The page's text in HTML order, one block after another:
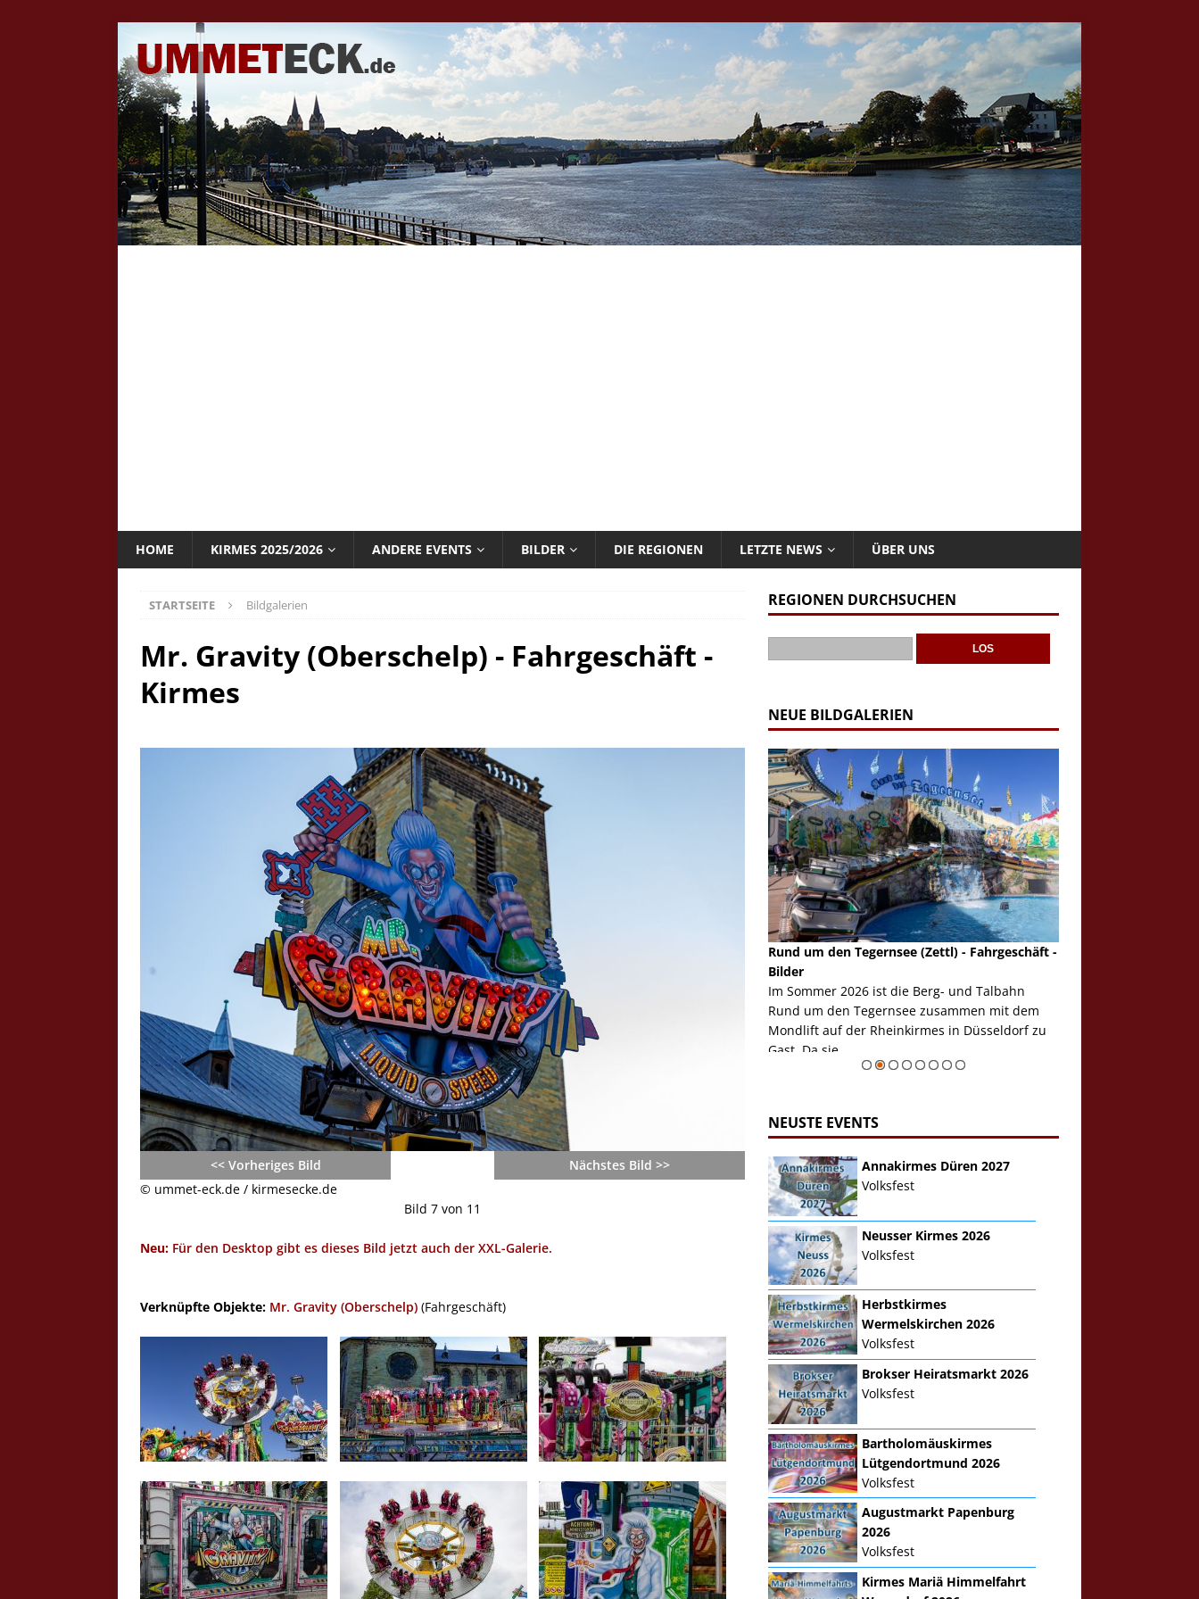
HOME KIRMES 2025/2026 ANDERE EVENTS BILDER DIE REGIONEN LETZTE NEWS ÜBER UNS
STARTSEITE Bildgalerien
Mr. Gravity (Oberschelp) - Fahrgeschäft -
Kirmes
<< Vorheriges Bild
Nächstes Bild >>
© ummet-eck.de / kirmesecke.de
Bild 7 von 11
Neu: Für den Desktop gibt es dieses Bild jetzt auch der XXL-Galerie.
Verknüpfte Objekte: Mr. Gravity (Oberschelp) (Fahrgeschäft)
REGIONEN DURCHSUCHEN
NEUE BILDGALERIEN
Rheinkirmes Düsseldorf 2022
Auch im Jahr 2026 immer noch mal einen Blick
Wert, die Rheinkirmes aus dem Jahr 2022. Am
Sonntag Nachmittag waren wir bei herrlichem
Sommerw...
Rund um den Tegernsee (Zettl) - Fahrgeschäft -
Bilder
Im Sommer 2026 ist die Berg- und Talbahn
Rund um den Tegernsee zusammen mit dem
Mondlift auf der Rheinkirmes in Düsseldorf zu
Gast. Da sie ...
Crazy Outback (Kollmann) - Laufgeschäft -
Schau Dir hier Bilder vom Laufgeschäft "Crazy
Outback" an.
Zur Bildgalerie
NEUSTE EVENTS
Annakirmes Düren 2027
Volksfest
Neusser Kirmes 2026
Volksfest
Herbstkirmes
Wermelskirchen 2026
Volksfest
Brokser Heiratsmarkt 2026
Volksfest
Bartholomäuskirmes
Lütgendortmund 2026
Volksfest
Augustmarkt Papenburg
2026
Volksfest
Kirmes Mariä Himmelfahrt